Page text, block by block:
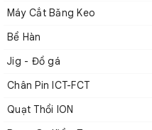
Máy Cắt Băng Keo
Bể Hàn
Jig - Đồ gá
Chân Pin ICT-FCT
Quạt Thổi ION